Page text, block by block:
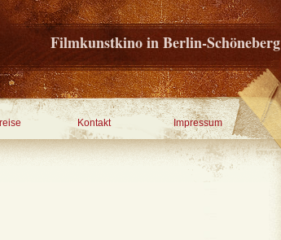
Filmkunstkino in Berlin-Schöneberg
Kontakt Impressum